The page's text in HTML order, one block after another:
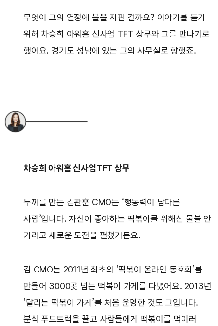
무엇이 그의 열정에 불을 지핀 걸까요? 이야기를 듣기
위해 차승희 아워홈 신사업 TFT 상무와 그를 만나기로
했어요. 경기도 성남에 있는 그의 사무실로 향했죠.
차승희 아워홈 신사업TFT 상무
두끼를 만든 김관훈 CMO는 ‘행동력이 남다른
사람’입니다. 자신이 좋아하는 떡볶이를 위해선 물불 안
가리고 새로운 도전을 펼쳤거든요.
김 CMO는 2011년 최초의 ‘떡볶이 온라인 동호회’를
만들어 3000곳 넘는 떡볶이 가게를 다녔어요. 2013년
‘달리는 떡볶이 가게’를 처음 운영한 것도 그입니다.
분식 푸드트럭을 끌고 사람들에게 떡볶이를 먹이러